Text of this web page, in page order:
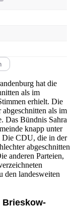
hat die
als im
erhielt. Die
als im
Das Bündnis Sahra
knapp unter
Die CDU, die in der
abgeschnitten
anderen Parteien,
den landesweiten
Brieskow-